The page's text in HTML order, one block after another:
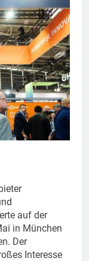
auf der
in München
Der
Interesse